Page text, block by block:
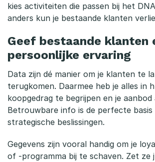
kies activiteiten die passen bij het
anders kun je bestaande klanten
Geef bestaande klanten
persoonlijke ervaring
Data zijn dé manier om je klanten te
terugkomen. Daarmee heb je alles in
koopgedrag te begrijpen en je aanbod
Betrouwbare info is de perfecte
strategische beslissingen.
Gegevens zijn vooral handig om je
of -programma bij te schaven. Zet ze